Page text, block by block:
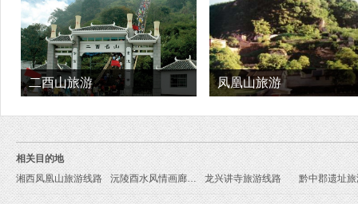
二酉山旅游 凤凰山旅游
相关目的地
湘西凤凰山旅游线路
沅陵酉水风情画廊旅游线路 龙兴讲寺旅游线路 黔中郡遗址